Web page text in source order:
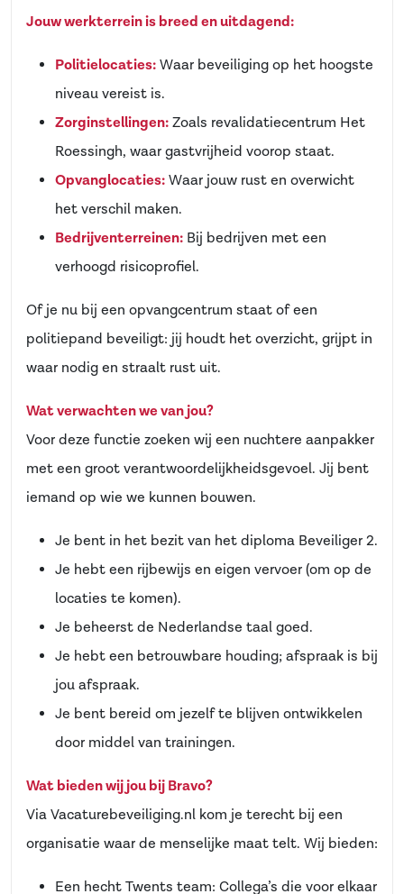
Jouw werkterrein is breed en uitdagend:
Politielocaties:Waar beveiliging op het hoogste
niveau vereist is.
Zorginstellingen:Zoals revalidatiecentrum Het
Roessingh, waar gastvrijheid voorop staat.
Opvanglocaties:Waar jouw rust en overwicht
het verschil maken.
Bedrijventerreinen: Bij bedrijven met een
verhoogd risicoprofiel.
Of je nu bij een opvangcentrum staat of een
politiepand beveiligt: jij houdt het overzicht, grijpt in
waar nodig en straalt rust uit.
Wat verwachten we van jou?
Voor deze functie zoeken wij een nuchtere aanpakker
met een groot verantwoordelijkheidsgevoel. Jij bent
iemand op wie we kunnen bouwen.
Je bent in het bezit van het diploma Beveiliger 2.
Je hebt een rijbewijs en eigen vervoer (om op de
locaties te komen).
Je beheerst de Nederlandse taal goed.
Je hebt een betrouwbare houding; afspraak is bij
jou afspraak.
Je bent bereid om jezelf te blijven ontwikkelen
door middel van trainingen.
Wat bieden wij jou bij Bravo?
Via Vacaturebeveiliging.nl kom je terecht bij een
organisatie waar de menselijke maat telt. Wij bieden:
Een hecht Twents team: Collega’s die voor elkaar